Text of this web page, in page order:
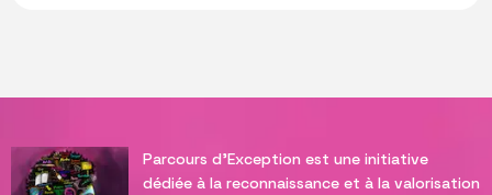
Parcours d'Exception est une initiative
dédiée à la reconnaissance et à la valorisation